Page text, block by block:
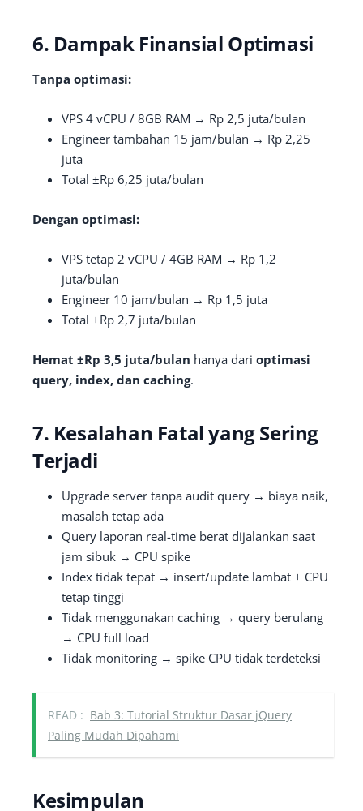
6. Dampak Finansial Optimasi
Tanpa optimasi:
VPS 4 vCPU / 8GB RAM → Rp 2,5 juta/bulan
Engineer tambahan 15 jam/bulan → Rp 2,25
juta
Total ±Rp 6,25 juta/bulan
Dengan optimasi:
VPS tetap 2 vCPU / 4GB RAM → Rp 1,2
juta/bulan
Engineer 10 jam/bulan → Rp 1,5 juta
Total ±Rp 2,7 juta/bulan
Hemat ±Rp 3,5 juta/bulan hanya dari optimasi
query, index, dan caching.
7. Kesalahan Fatal yang Sering
Terjadi
Upgrade server tanpa audit query → biaya naik,
masalah tetap ada
Query laporan real-time berat dijalankan saat
jam sibuk → CPU spike
Index tidak tepat → insert/update lambat + CPU
tetap tinggi
Tidak menggunakan caching → query berulang
→ CPU full load
Tidak monitoring → spike CPU tidak terdeteksi
READ : Bab 3: Tutorial Struktur Dasar jQuery
Paling Mudah Dipahami
Kesimpulan